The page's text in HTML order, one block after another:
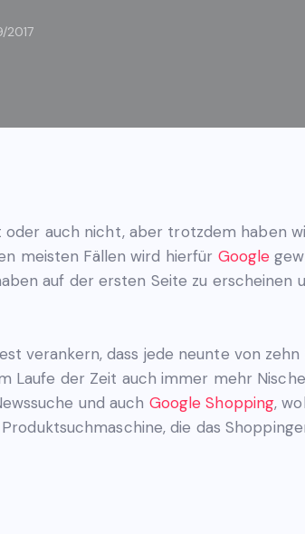
2017
auch nicht, aber trotzdem haben
meisten Fällen wird hierfür Google
auf der ersten Seite zu erscheinen
verankern, dass jede neunte von
Laufe der Zeit auch immer mehr
und auch Google Shopping,
die das